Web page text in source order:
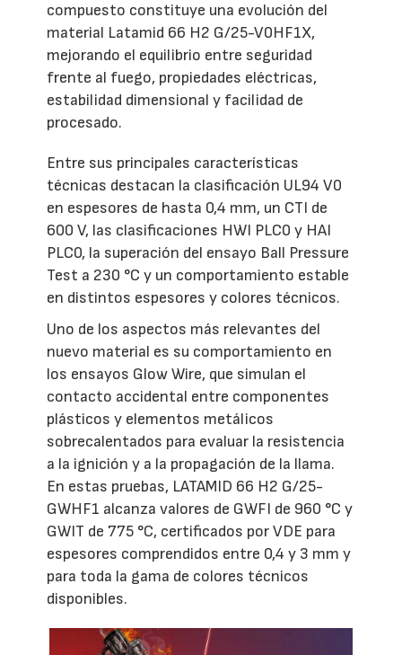
compuesto constituye una evolución del
material Latamid 66 H2 G/25-V0HF1X,
mejorando el equilibrio entre seguridad
frente al fuego, propiedades eléctricas,
estabilidad dimensional y facilidad de
procesado.
Entre sus principales características
técnicas destacan la clasificación UL94 V0
en espesores de hasta 0,4 mm, un CTI de
600 V, las clasificaciones HWI PLC0 y HAI
PLC0, la superación del ensayo Ball Pressure
Test a 230 °C y un comportamiento estable
en distintos espesores y colores técnicos.
Uno de los aspectos más relevantes del
nuevo material es su comportamiento en
los ensayos Glow Wire, que simulan el
contacto accidental entre componentes
plásticos y elementos metálicos
sobrecalentados para evaluar la resistencia
a la ignición y a la propagación de la llama.
En estas pruebas, LATAMID 66 H2 G/25-
GWHF1 alcanza valores de GWFI de 960 °C y
GWIT de 775 °C, certificados por VDE para
espesores comprendidos entre 0,4 y 3 mm y
para toda la gama de colores técnicos
disponibles.